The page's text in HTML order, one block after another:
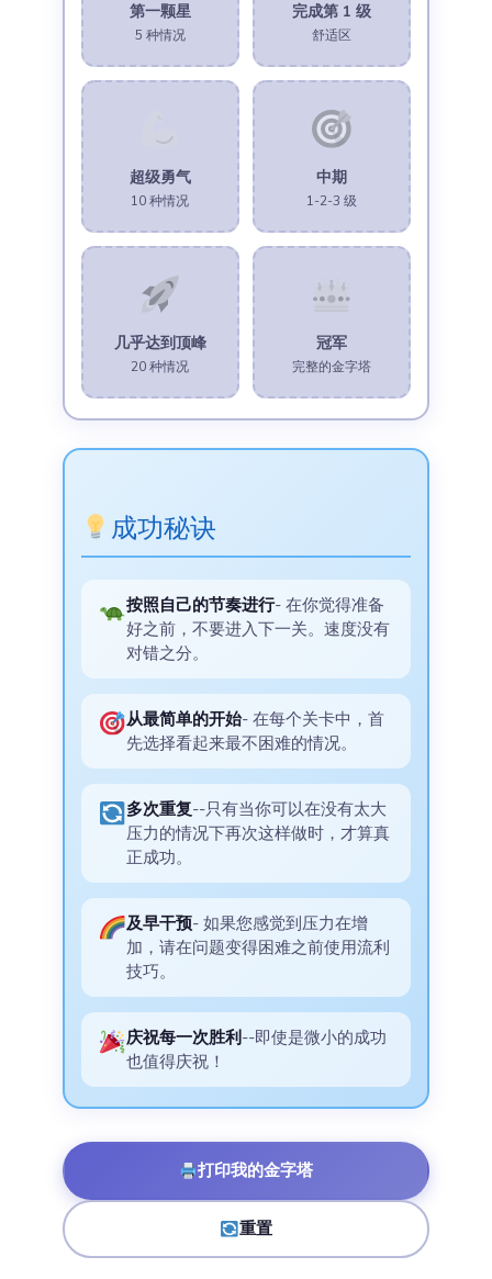
第一颗星
5 种情况
完成第 1 级
舒适区
超级勇气
10 种情况
中期
1-2-3 级
几乎达到顶峰
20 种情况
冠军
完整的金字塔
成功秘诀
按照自己的节奏进行- 在你觉得准备
好之前，不要进入下一关。速度没有
对错之分。
从最简单的开始- 在每个关卡中，首
先选择看起来最不困难的情况。
多次重复--只有当你可以在没有太大
压力的情况下再次这样做时，才算真
正成功。
及早干预- 如果您感觉到压力在增
加，请在问题变得困难之前使用流利
技巧。
庆祝每一次胜利--即使是微小的成功
也值得庆祝！
打印我的金字塔
重置